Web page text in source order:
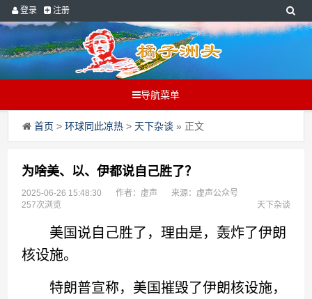
登录 注册
导航菜单
首页 >环球同此凉热 > 天下杂谈 » 正文
为啥美、以、伊都说自己胜了？
2025-06-26 15:48:30 作者：虚声
来源：虚声公众号
257次浏览
天下杂谈
美国说自己胜了，理由是，轰炸了伊朗
核设施。
特朗普宣称，美国摧毁了伊朗核设施，